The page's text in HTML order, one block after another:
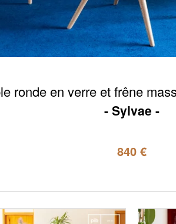
ronde en verre et frêne
Sylvae
840 €